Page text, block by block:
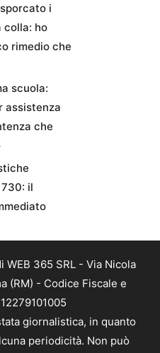
i
colla: ho
rimedio che
scuola:
assistenza
che
il
365 SRL - Via Nicola
(RM) - Codice Fiscale e
giornalistica, in quanto
periodicità. Non può